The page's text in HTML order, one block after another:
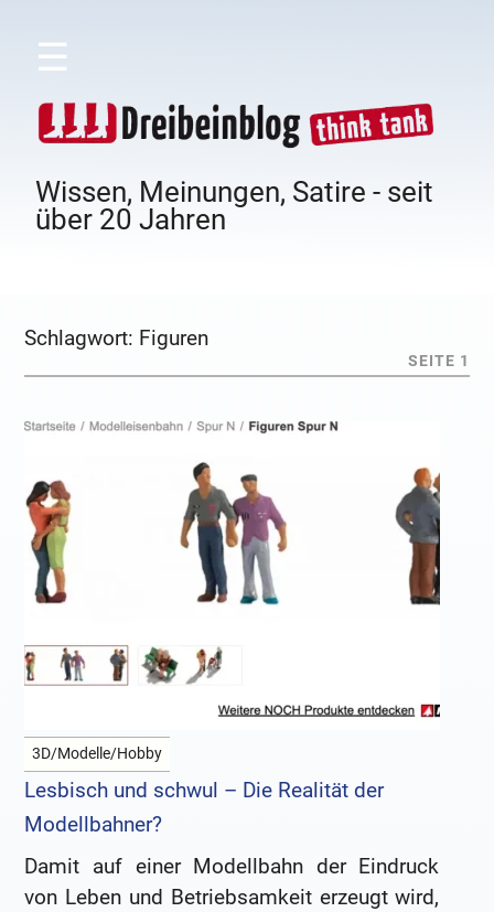
☰
Wissen, Meinungen, Satire - seit
über 20 Jahren
Schlagwort: Figuren
SEITE 1
3D/Modelle/Hobby
Lesbisch und schwul – Die Realität der
Modellbahner?
Damit auf einer Modellbahn der Eindruck
von Leben und Betriebsamkeit erzeugt wird,